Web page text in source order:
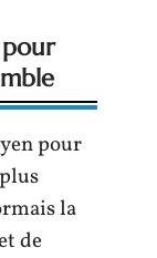
pour
la
de